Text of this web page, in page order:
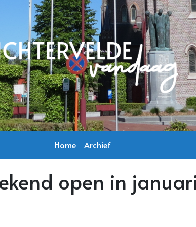
Home Archief
open in